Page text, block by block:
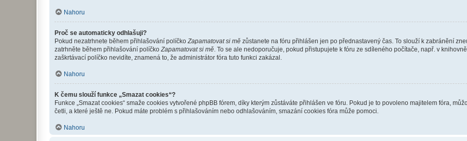
Nahoru
Proč se automaticky odhlašuji?
Pokud nezatrhnete během přihlašování políčko Zapamatovat si mě zůstanete na fóru přihlášen jen po přednastavený čas. To slouží k zabránění
zatrhněte během přihlašování políčko Zapamatovat si mě . To se ale nedoporučuje, pokud přistupujete k fóru ze sdíleného počítače, např. v
zaškrtávací políčko nevidíte, znamená to, že administrátor fóra tuto funkci zakázal.
Nahoru
K čemu slouží funkce „Smazat cookies“?
Funkce „Smazat cookies“ smaže cookies vytvořené phpBB fórem, díky kterým zůstáváte přihlášen ve fóru. Pokud je to povoleno majitelem fóra,
četli, a které ještě ne. Pokud máte problém s přihlašováním nebo odhlašováním, smazání cookies fóra může pomoci.
Nahoru